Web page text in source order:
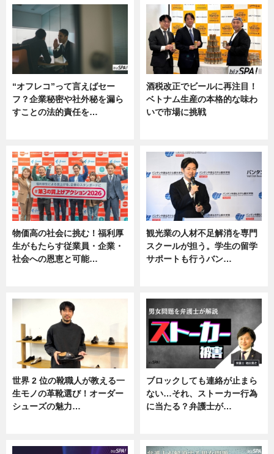
“オフレコ”って言えばセー
フ？企業秘密や社外秘を漏ら
すことの法的責任を…
酒税改正でビールに再注目！
ベトナム生産の本格的な味わ
いで市場に挑戦
物価高の社会に挑む！福利厚
生がもたらす従業員・企業・
社会への恩恵と可能…
観光業の人材不足解消を専門
スクールが担う。学生の留学
サポートも行うバン…
世界 2 位の靴職人が教える一
生モノの革靴選び！オーダー
シューズの魅力…
ブロックしても連絡が止まら
ない…それ、ストーカー行為
に当たる？弁護士が…